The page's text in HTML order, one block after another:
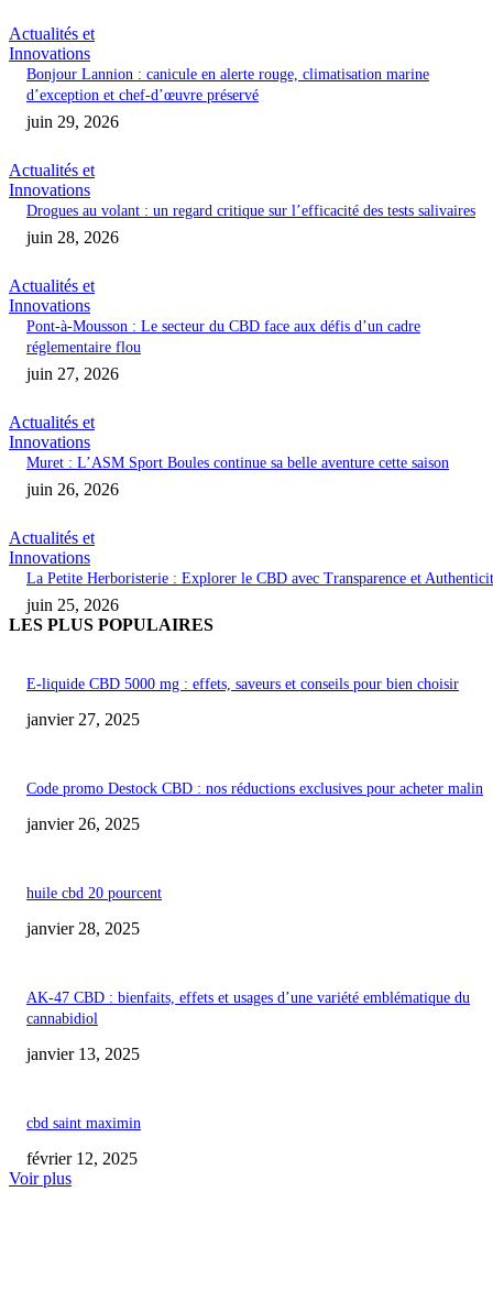
Actualités et
Innovations
Bonjour Lannion : canicule en alerte rouge, climatisation marine
d’exception et chef-d’œuvre préservé
juin 29, 2026
Actualités et
Innovations
Drogues au volant : un regard critique sur l’efficacité des tests salivaires
juin 28, 2026
Actualités et
Innovations
Pont-à-Mousson : Le secteur du CBD face aux défis d’un cadre
réglementaire flou
juin 27, 2026
Actualités et
Innovations
Muret : L’ASM Sport Boules continue sa belle aventure cette saison
juin 26, 2026
Actualités et
Innovations
La Petite Herboristerie : Explorer le CBD avec Transparence et
juin 25, 2026
LES PLUS POPULAIRES
E-liquide CBD 5000 mg : effets, saveurs et conseils pour bien choisir
janvier 27, 2025
Code promo Destock CBD : nos réductions exclusives pour acheter malin
janvier 26, 2025
huile cbd 20 pourcent
janvier 28, 2025
AK-47 CBD : bienfaits, effets et usages d’une variété emblématique du
cannabidiol
janvier 13, 2025
cbd saint maximin
février 12, 2025
Voir plus